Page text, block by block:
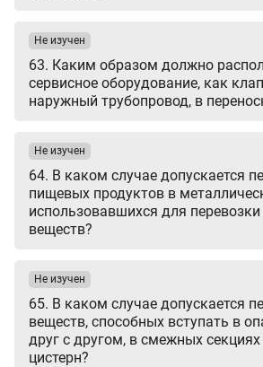
63. Каким образом должно
сервисное оборудование, как
наружный трубопровод, в
Не изучен
64. В каком случае допускается
пищевых продуктов в
использовавшихся для
веществ?
Не изучен
65. В каком случае допускается
веществ, способных вступать в
друг с другом, в смежных
цистерн?
Не изучен